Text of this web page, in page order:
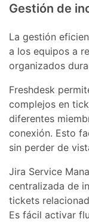
Gestión de
La gestión
a los equipos a
organizados
Freshdesk
complejos en
diferentes
conexión. Esto
sin perder de
Jira Service
centralizada de
tickets
Es fácil activar